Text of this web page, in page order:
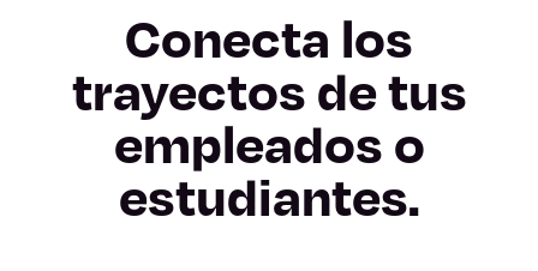
Ceuta
Melilla
Almería
Conecta los
trayectos de tus
empleados o
estudiantes.